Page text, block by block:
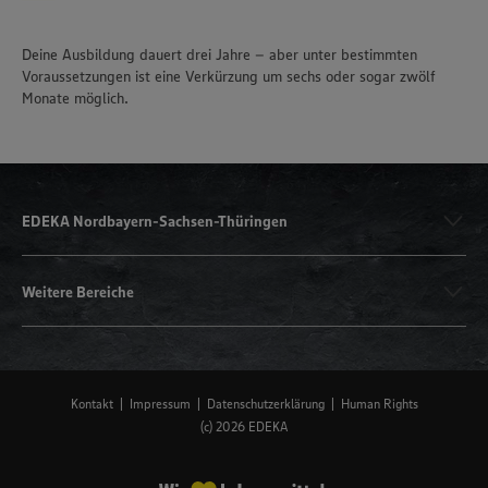
Deine Ausbildung dauert drei Jahre – aber unter bestimmten
Voraussetzungen ist eine Verkürzung um sechs oder sogar zwölf
Monate möglich.
EDEKA Nordbayern-Sachsen-Thüringen
Weitere Bereiche
Kontakt Impressum Datenschutzerklärung
Human Rights
(c) 2026 EDEKA